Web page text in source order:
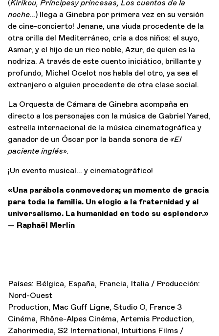
(Kirikou, Príncipesy princesas, Los cuentos de la
noche…) llega a Ginebra por primera vez en su versión
de cine-concierto! Jenane, una viuda procedente de la
otra orilla del Mediterráneo, cría a dos niños: el suyo,
Asmar, y el hijo de un rico noble, Azur, de quien es la
nodriza. A través de este cuento iniciático, brillante y
profundo, Michel Ocelot nos habla del otro, ya sea el
extranjero o alguien procedente de otra clase social.
La Orquesta de Cámara de Ginebra acompaña en
directo a los personajes con la música de Gabriel Yared,
estrella internacional de la música cinematográfica y
ganador de un Óscar por la banda sonora de «El
paciente inglés».
¡Un evento musical… y cinematográfico!
«Una parábola conmovedora; un momento de gracia
para toda la familia. Un elogio a la fraternidad y al
universalismo. La humanidad en todo su esplendor.»
— Raphaël Merlin
Países: Bélgica, España, Francia, Italia / Producción:
Nord-Ouest
Production, Mac Guff Ligne, Studio O, France 3
Cinéma, Rhône-Alpes Cinéma, Artemis Production,
Zahorimedia, S2 International, Intuitions Films /